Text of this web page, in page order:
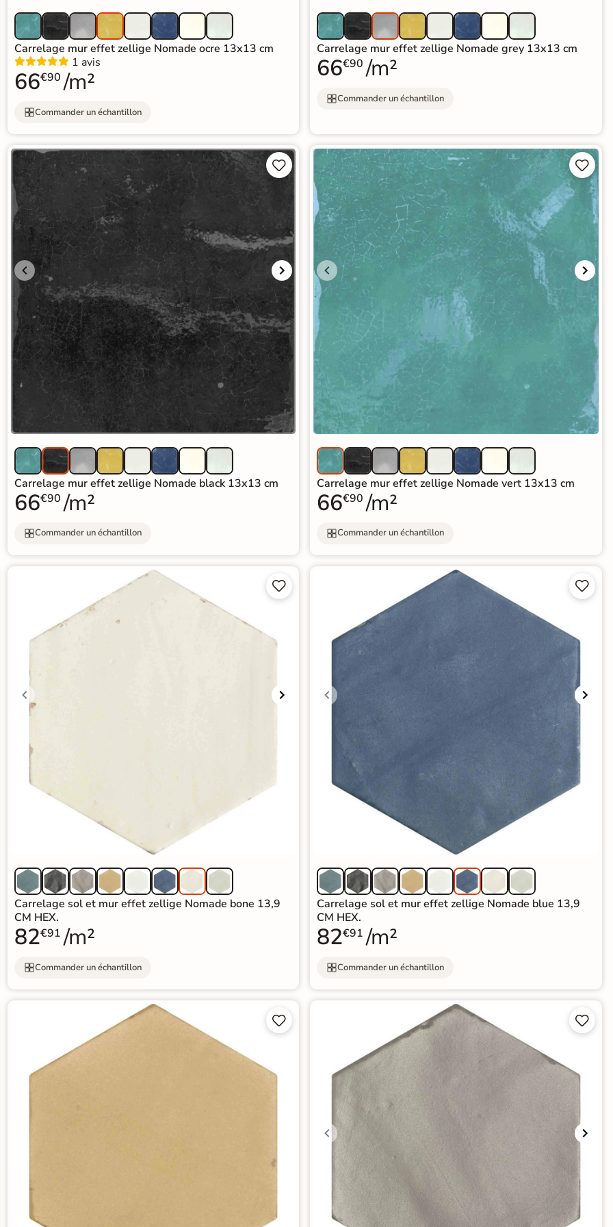
Carrelage mur effet zellige Nomade ocre 13x13 cm
1 avis
66€90 /m²
Commander un échantillon
Carrelage mur effet zellige Nomade grey 13x13 cm
66€90 /m²
Commander un échantillon


Carrelage mur effet zellige Nomade black 13x13 cm
66€90 /m²
Commander un échantillon


Carrelage mur effet zellige Nomade vert 13x13 cm
66€90 /m²
Commander un échantillon


Carrelage sol et mur effet zellige Nomade bone 13,9
CM HEX.
82€91 /m²
Commander un échantillon


Carrelage sol et mur effet zellige Nomade blue 13,9
CM HEX.
82€91 /m²
Commander un échantillon

 
